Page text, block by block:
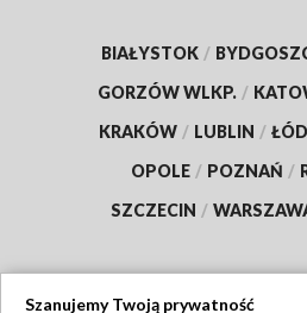
BIAŁYSTOK /
GORZÓW WLKP. /
KRAKÓW / LUBLIN /
OPOLE / POZNAŃ /
SZCZECIN /
Szanujemy Twoją prywatność